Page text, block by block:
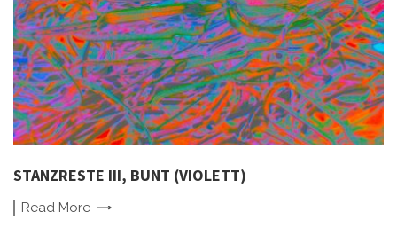
STANZRESTE III, BUNT (VIOLETT)
Read More